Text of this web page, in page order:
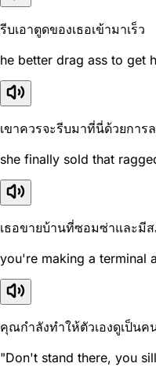
รีบเอาตูดของเธอเข้ามาเร็ว
he better drag ass to get
เขาควรจะรีบมาที่นี่ด้วยการ
she finally sold that
เธอขายบ้านที่ซอมซ่าและมี
you're making a terminal
คุณกำลังทำให้ตัวเองดูเป็นค
"Don't stand there, you